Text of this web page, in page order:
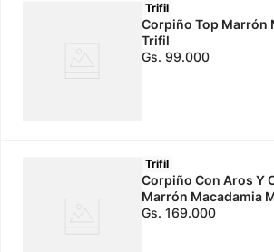
Trifil
Corpiño Top Marrón
Trifil
Gs. 99.000
Trifil
Corpiño Con Aros Y
Marrón Macadamia
Gs. 169.000